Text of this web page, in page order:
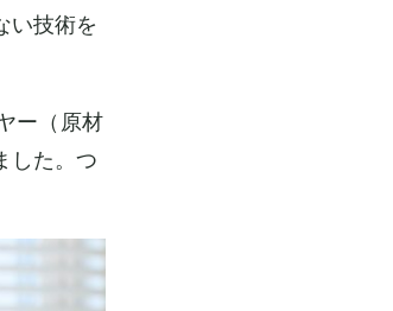
い技術を
ー（原材
した。つ